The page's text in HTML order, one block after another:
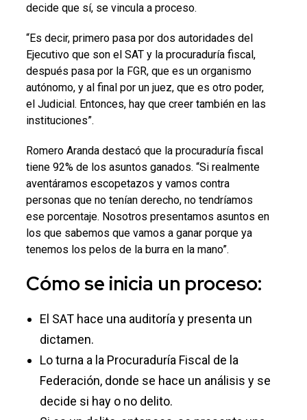
decide que sí, se vincula a proceso.
“Es decir, primero pasa por dos autoridades del
Ejecutivo que son el SAT y la procuraduría fiscal,
después pasa por la FGR, que es un organismo
autónomo, y al final por un juez, que es otro poder,
el Judicial. Entonces, hay que creer también en las
instituciones”.
Romero Aranda destacó que la procuraduría fiscal
tiene 92% de los asuntos ganados. “Si realmente
aventáramos escopetazos y vamos contra
personas que no tenían derecho, no tendríamos
ese porcentaje. Nosotros presentamos asuntos en
los que sabemos que vamos a ganar porque ya
tenemos los pelos de la burra en la mano”.
Cómo se inicia un proceso:
El SAT hace una auditoría y presenta un
dictamen.
Lo turna a la Procuraduría Fiscal de la
Federación, donde se hace un análisis y se
decide si hay o no delito.